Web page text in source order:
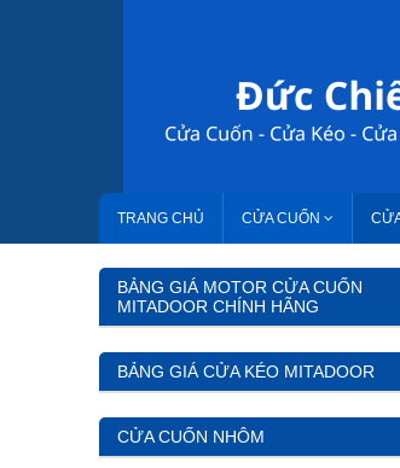
TRANG CHỦ CỬA CUỐN
BẢNG GIÁ MOTOR CỬA CUỐN
MITADOOR CHÍNH HÃNG
BẢNG GIÁ CỬA KÉO MITADOOR
CỬA CUỐN NHÔM